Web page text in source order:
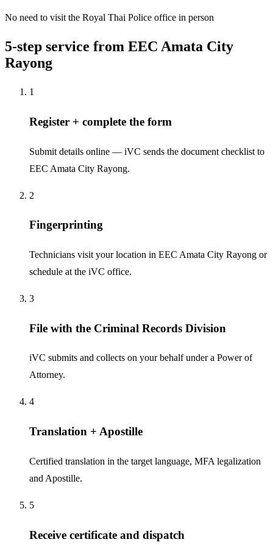
No need to visit the Royal Thai Police office in person
5-step service from EEC Amata City
Rayong
1
Register + complete the form
Submit details online — iVC sends the document checklist to
EEC Amata City Rayong.
2
Fingerprinting
Technicians visit your location in EEC Amata City Rayong or
schedule at the iVC office.
3
File with the Criminal Records Division
iVC submits and collects on your behalf under a Power of
Attorney.
4
Translation + Apostille
Certified translation in the target language, MFA legalization
and Apostille.
5
Receive certificate and dispatch